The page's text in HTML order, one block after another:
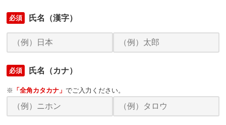
必須 氏名（漢字）
必須 氏名（カナ）
※ 「全角カタカナ」でご入力ください。